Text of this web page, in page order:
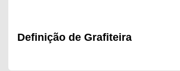
Definição de Grafiteira